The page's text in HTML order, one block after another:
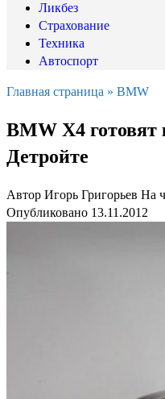
Ликбез
Страхование
Техника
Автоспорт
Главная страница » BMW
BMW X4 готовят
Детройте
Автор Игорь Григорьев На
Опубликовано 13.11.2012